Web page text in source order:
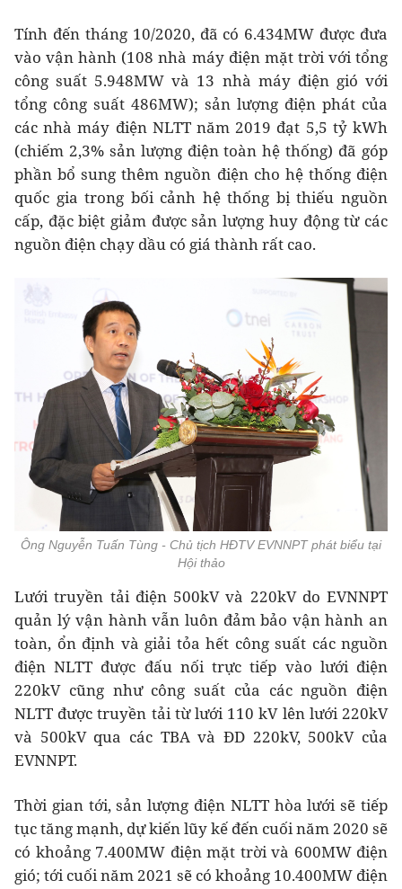
Tính đến tháng 10/2020, đã có 6.434MW được đưa
vào vận hành (108 nhà máy điện mặt trời với tổng
công suất 5.948MW và 13 nhà máy điện gió với
tổng công suất 486MW); sản lượng điện phát của
các nhà máy điện NLTT năm 2019 đạt 5,5 tỷ kWh
(chiếm 2,3% sản lượng điện toàn hệ thống) đã góp
phần bổ sung thêm nguồn điện cho hệ thống điện
quốc gia trong bối cảnh hệ thống bị thiếu nguồn
cấp, đặc biệt giảm được sản lượng huy động từ các
nguồn điện chạy dầu có giá thành rất cao.
Ông Nguyễn Tuấn Tùng - Chủ tịch HĐTV EVNNPT phát biểu tại
Hội thảo
Lưới truyền tải điện 500kV và 220kV do EVNNPT
quản lý vận hành vẫn luôn đảm bảo vận hành an
toàn, ổn định và giải tỏa hết công suất các nguồn
điện NLTT được đấu nối trực tiếp vào lưới điện
220kV cũng như công suất của các nguồn điện
NLTT được truyền tải từ lưới 110 kV lên lưới 220kV
và 500kV qua các TBA và ĐD 220kV, 500kV của
EVNNPT.
Thời gian tới, sản lượng điện NLTT hòa lưới sẽ tiếp
tục tăng mạnh, dự kiến lũy kế đến cuối năm 2020 sẽ
có khoảng 7.400MW điện mặt trời và 600MW điện
gió; tới cuối năm 2021 sẽ có khoảng 10.400MW điện